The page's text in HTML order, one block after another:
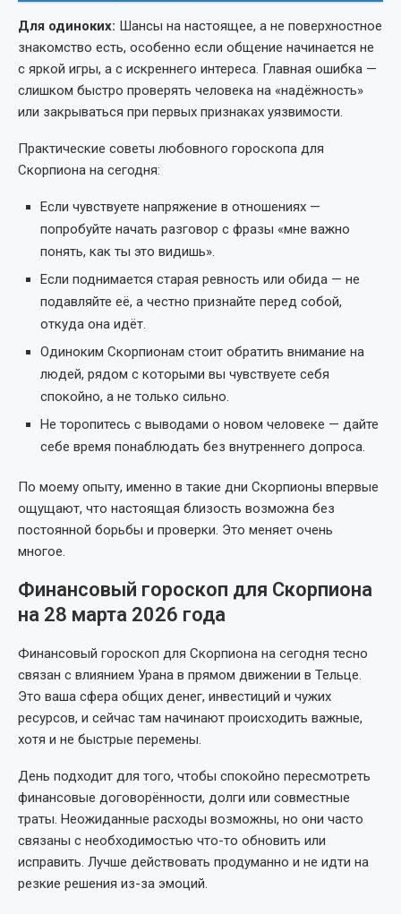
Для одиноких: Шансы на настоящее, а не поверхностное
знакомство есть, особенно если общение начинается не
с яркой игры, а с искреннего интереса. Главная ошибка —
слишком быстро проверять человека на «надёжность»
или закрываться при первых признаках уязвимости.
Практические советы любовного гороскопа для
Скорпиона на сегодня:
Если чувствуете напряжение в отношениях —
попробуйте начать разговор с фразы «мне важно
понять, как ты это видишь».
Если поднимается старая ревность или обида — не
подавляйте её, а честно признайте перед собой,
откуда она идёт.
Одиноким Скорпионам стоит обратить внимание на
людей, рядом с которыми вы чувствуете себя
спокойно, а не только сильно.
Не торопитесь с выводами о новом человеке — дайте
себе время понаблюдать без внутреннего допроса.
По моему опыту, именно в такие дни Скорпионы впервые
ощущают, что настоящая близость возможна без
постоянной борьбы и проверки. Это меняет очень
многое.
Финансовый гороскоп для Скорпиона
на 28 марта 2026 года
Финансовый гороскоп для Скорпиона на сегодня тесно
связан с влиянием Урана в прямом движении в Тельце.
Это ваша сфера общих денег, инвестиций и чужих
ресурсов, и сейчас там начинают происходить важные,
хотя и не быстрые перемены.
День подходит для того, чтобы спокойно пересмотреть
финансовые договорённости, долги или совместные
траты. Неожиданные расходы возможны, но они часто
связаны с необходимостью что-то обновить или
исправить. Лучше действовать продуманно и не идти на
резкие решения из-за эмоций.